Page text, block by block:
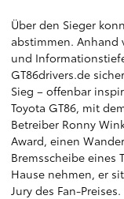
Über den Sieger
abstimmen. Anhand
und
GT86drivers.de
Sieg – offenbar
Toyota GT86, mit
Betreiber Ronny
Award, einen
Bremsscheibe eines
Hause nehmen, er
Jury des Fan-Preises.